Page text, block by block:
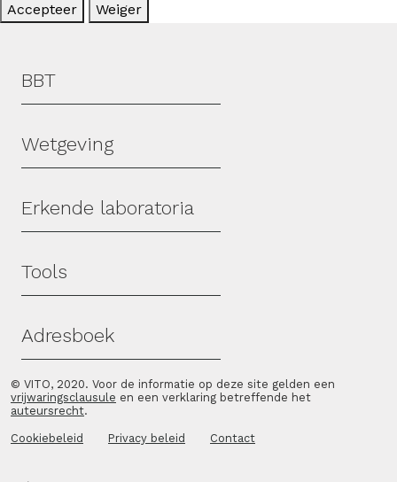
Accepteer Weiger
Hoofdmenu
BBT
Wetgeving
Erkende laboratoria
Tools
Adresboek
© VITO, 2020. Voor de informatie op deze site gelden een
vrijwaringsclausule en een verklaring betreffende het
auteursrecht.
Cookiebeleid Privacy beleid Contact